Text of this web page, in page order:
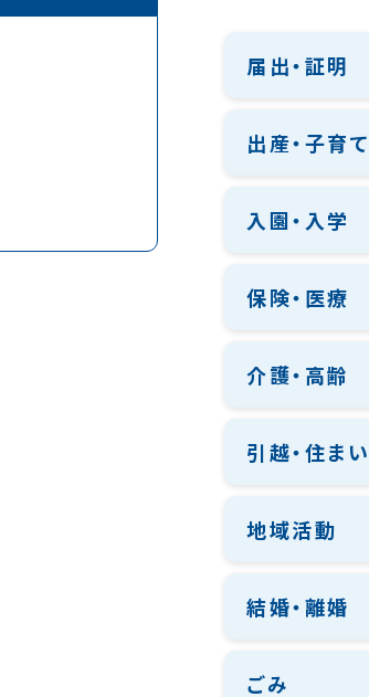
届出・証明
出産・子育て
入園・入学
保険・医療
介護・高齢
引越・住まい
地域活動
結婚・離婚
ごみ